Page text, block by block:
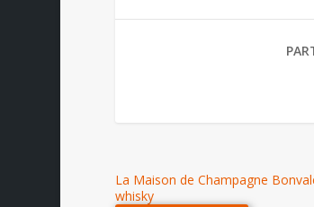
La Maison de Champagne
whisky